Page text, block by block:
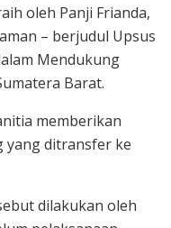
oleh Panji Frianda,
– berjudul Upsus
Mendukung
Barat.
memberikan
yang ditransfer ke
dilakukan oleh